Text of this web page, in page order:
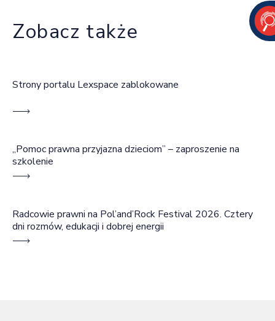
Zobacz także
Strony portalu Lexspace zablokowane
„Pomoc prawna przyjazna dzieciom” – zaproszenie na
szkolenie
Radcowie prawni na Pol’and’Rock Festival 2026. Cztery
dni rozmów, edukacji i dobrej energii